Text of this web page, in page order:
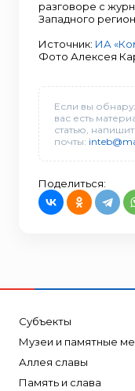
разговоре с
Западного
Источник: ИА
Фото Алексея
Если вы
вас есть
статью,
почты:
Поделиться:
Субъекты
Музеи и памятные
Аллея славы
Память и слава